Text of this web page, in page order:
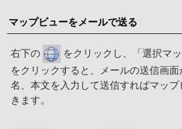
マップビューをメールで送る
右下の
をクリックし、「選択マ
をクリックすると、メールの送信画
名、本文を入力して送信すればマッ
きます。